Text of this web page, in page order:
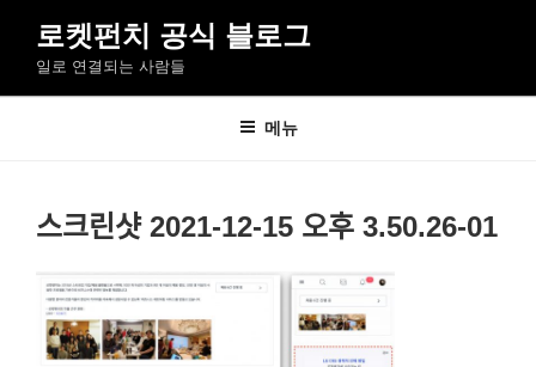
로
로켓펀치 공식 블로그
일로 연결되는 사람들
메뉴
스크린샷 2021-12-15 오후 3.50.26-01